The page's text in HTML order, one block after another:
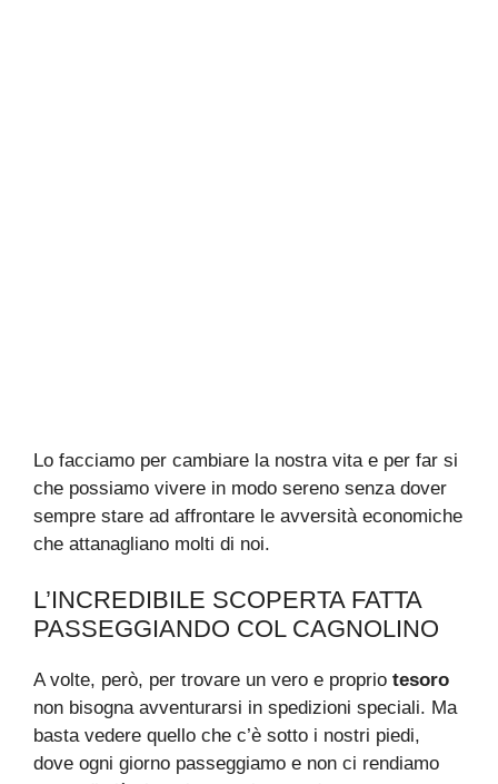
Lo facciamo per cambiare la nostra vita e per far si
che possiamo vivere in modo sereno senza dover
sempre stare ad affrontare le avversità economiche
che attanagliano molti di noi.
L’INCREDIBILE SCOPERTA FATTA
PASSEGGIANDO COL CAGNOLINO
A volte, però, per trovare un vero e proprio tesoro
non bisogna avventurarsi in spedizioni speciali. Ma
basta vedere quello che c’è sotto i nostri piedi,
dove ogni giorno passeggiamo e non ci rendiamo